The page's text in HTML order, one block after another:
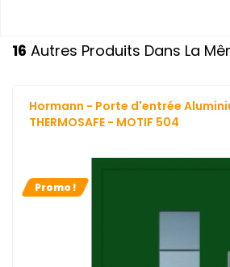
16 Autres Produits Dans La
Hormann - Porte d'entrée
THERMOSAFE - MOTIF 504
Promo !